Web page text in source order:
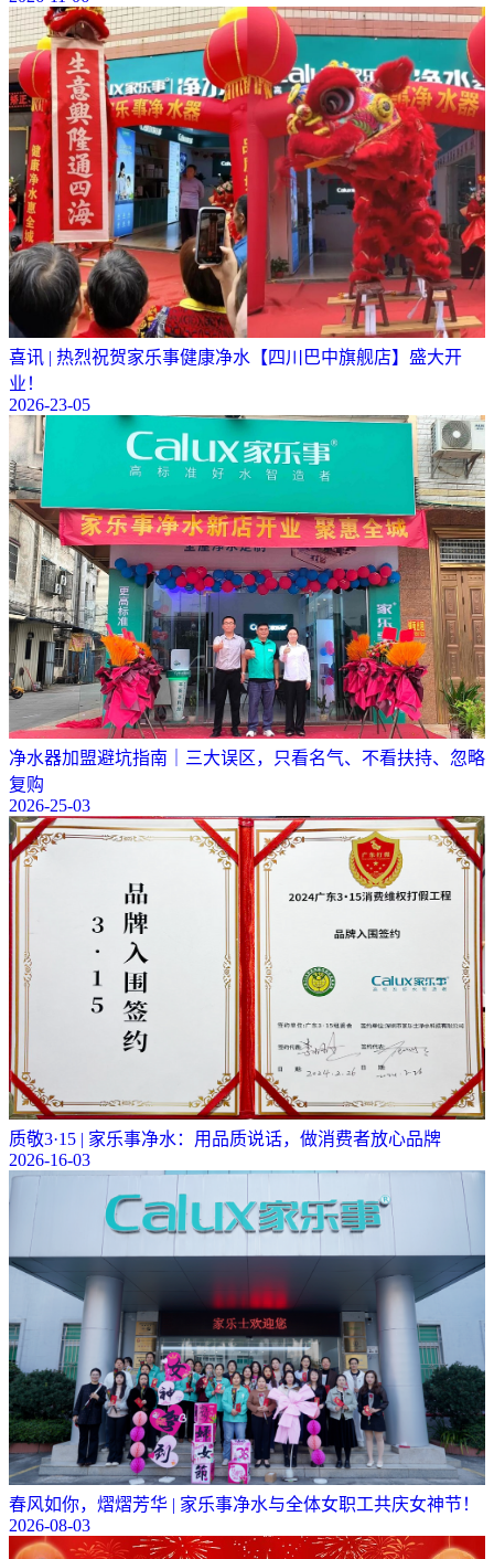
喜讯 | 热烈祝贺家乐事健康净水【四川巴中旗舰店】盛大开
业！
2026-23-05
净水器加盟避坑指南｜三大误区，只看名气、不看扶持、忽略
复购
2026-25-03
质敬3·15 | 家乐事净水：用品质说话，做消费者放心品牌
2026-16-03
春风如你，熠熠芳华 | 家乐事净水与全体女职工共庆女神节！
2026-08-03